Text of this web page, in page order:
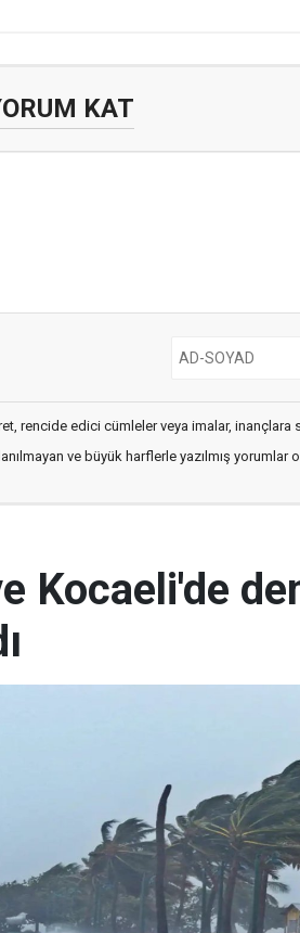
KAT
rencide edici cümleler veya imalar, inançlara
ve büyük harflerle yazılmış yorumlar
Kocaeli'de